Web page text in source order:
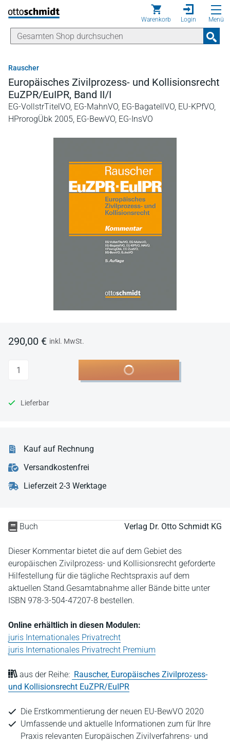
Direkt zum Inhalt
Warenkorb Login Menü
Rauscher
Europäisches Zivilprozess- und Kollisionsrecht
EuZPR/EuIPR, Band II/I
EG-VollstrTitelVO, EG-MahnVO, EG-BagatellVO, EU-KPfVO,
HProrogÜbk 2005, EG-BewVO, EG-InsVO
Buch Verlag Dr. Otto Schmidt KG
Dieser Kommentar bietet die auf dem Gebiet des
europäischen Zivilprozess- und Kollisionsrecht geforderte
Hilfestellung für die tägliche Rechtspraxis auf dem
aktuellen Stand.Gesamtabnahme aller Bände bitte unter
ISBN 978-3-504-47207-8 bestellen.
Online erhältlich in diesen Modulen:
juris Internationales Privatrecht
juris Internationales Privatrecht Premium
aus der Reihe: Rauscher, Europäisches Zivilprozess-
und Kollisionsrecht EuZPR/EuIPR
Die Erstkommentierung der neuen EU-BewVO 2020
Umfassende und aktuelle Informationen zum für Ihre
Praxis relevanten Europäischen Zivilverfahrens- und
290,00 € inkl. MwSt.
Anzahl In den Warenkorb
Lieferbar
Kauf auf Rechnung
Versandkostenfrei
Lieferzeit 2-3 Werktage